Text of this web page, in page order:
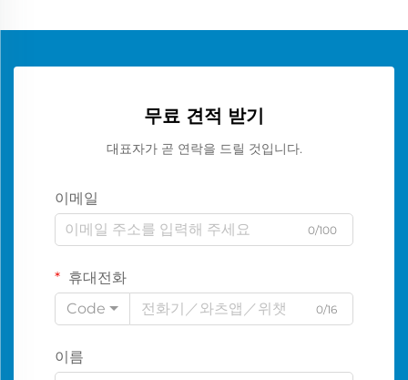
무료 견적 받기
대표자가 곧 연락을 드릴 것입니다.
이메일
0/100
휴대전화
Code
0/16
이름